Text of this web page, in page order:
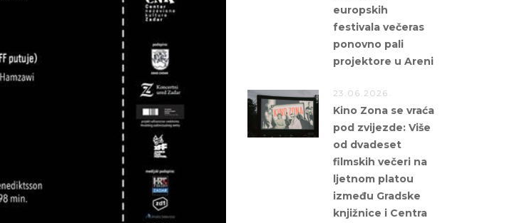
europskih
festivala večeras
ponovno pali
projektore u Areni
23.06.2026.
Kino Zona se vraća
pod zvijezde: Više
od dvadeset
filmskih večeri na
ljetnom platou
između Gradske
knjižnice i Centra